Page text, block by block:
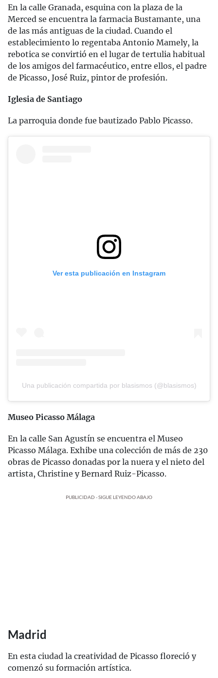
En la calle Granada, esquina con la plaza de la
Merced se encuentra la farmacia Bustamante, una
de las más antiguas de la ciudad. Cuando el
establecimiento lo regentaba Antonio Mamely, la
rebotica se convirtió en el lugar de tertulia habitual
de los amigos del farmacéutico, entre ellos, el padre
de Picasso, José Ruiz, pintor de profesión.
Iglesia de Santiago
La parroquia donde fue bautizado Pablo Picasso.
Ver esta publicación en Instagram
Una publicación compartida por blasismos (@blasismos)
Museo Picasso Málaga
En la calle San Agustín se encuentra el Museo
Picasso Málaga. Exhibe una colección de más de 230
obras de Picasso donadas por la nuera y el nieto del
artista, Christine y Bernard Ruiz-Picasso.
PUBLICIDAD - SIGUE LEYENDO ABAJO
Madrid
En esta ciudad la creatividad de Picasso floreció y
comenzó su formación artística.